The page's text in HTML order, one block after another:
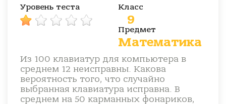
Уровень теста Класс
9
Предмет
Математика
Из 100 клавиатур для компьютера в
среднем 12 неисправны. Какова
вероятность того, что случайно
выбранная клавиатура исправна. В
среднем на 50 карманных фонариков,